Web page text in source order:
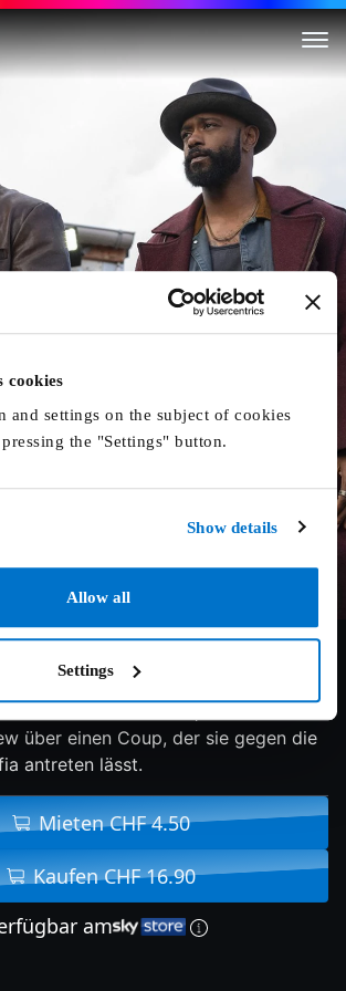
cookies
and settings on the subject of cookies
the "Settings" button.
Show details
Allow all
Settings
mit Grofield, Zen und einer
über einen Coup, der sie gegen die
antreten lässt.
Mieten CHF 4.50
Kaufen CHF 16.90
am